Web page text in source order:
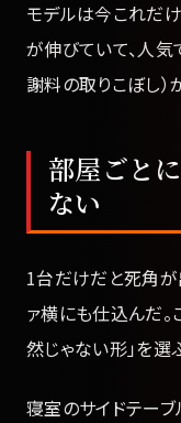
モデルは今これだ
が伸びていて、人
謝料の取りこぼし）
部屋ごと
ない
1台だけだと死角が
ァ横にも仕込んだ。
然じゃない形」を選
寝室のサイドテーブ